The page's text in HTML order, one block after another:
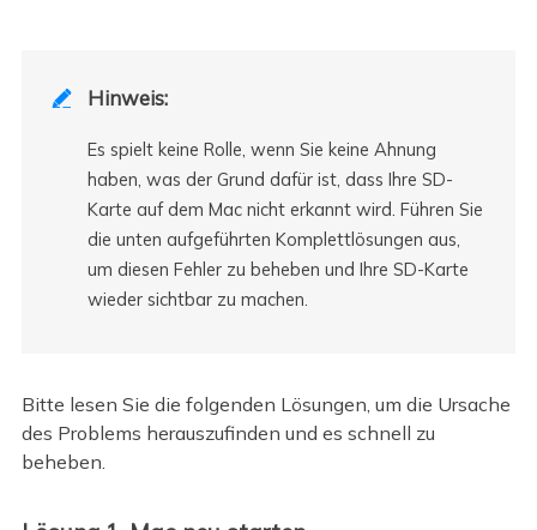
 Hinweis:
Es spielt keine Rolle, wenn Sie keine Ahnung
haben, was der Grund dafür ist, dass Ihre SD-
Karte auf dem Mac nicht erkannt wird. Führen Sie
die unten aufgeführten Komplettlösungen aus,
um diesen Fehler zu beheben und Ihre SD-Karte
wieder sichtbar zu machen.
Bitte lesen Sie die folgenden Lösungen, um die Ursache
des Problems herauszufinden und es schnell zu
beheben.